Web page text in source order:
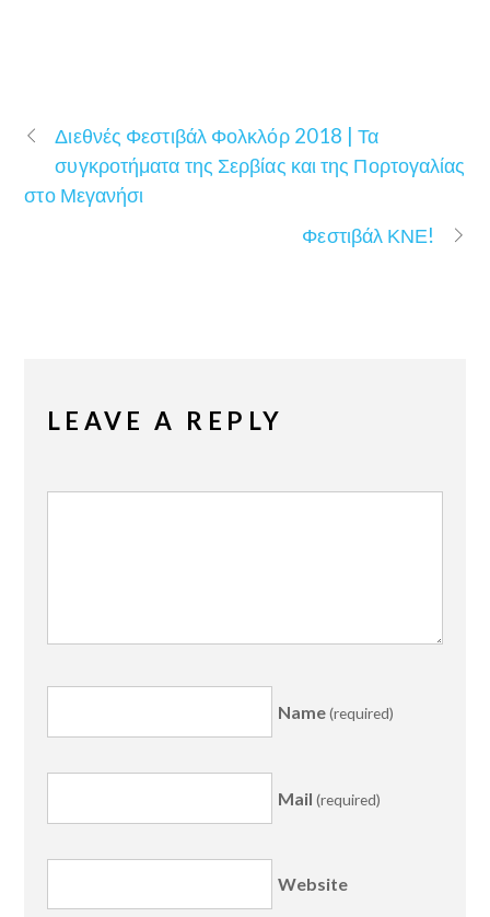
Διεθνές Φεστιβάλ Φολκλόρ 2018 | Τα
συγκροτήματα της Σερβίας και της Πορτογαλίας
στο Μεγανήσι
Φεστιβάλ ΚΝΕ!
LEAVE A REPLY
Name(required)
Mail (required)
Website